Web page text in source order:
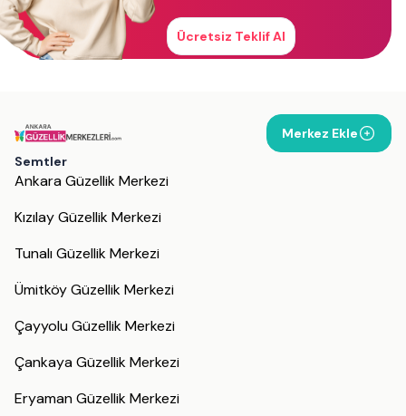
Ücretsiz Teklif Al
Merkez Ekle
Semtler
Ankara Güzellik Merkezi
Kızılay Güzellik Merkezi
Tunalı Güzellik Merkezi
Ümitköy Güzellik Merkezi
Çayyolu Güzellik Merkezi
Çankaya Güzellik Merkezi
Eryaman Güzellik Merkezi